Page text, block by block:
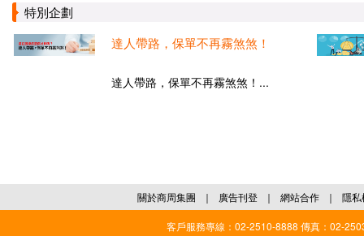
特別企劃
達人帶路，保單不再霧煞煞！
達人帶路，保單不再霧煞煞！...
關於商周集團 ｜ 廣告刊登 ｜ 網站合作 ｜ 隱私
客戶服務專線：02-2510-8888 傳真：02-